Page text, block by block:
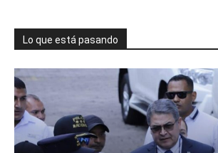
Lo que está pasando